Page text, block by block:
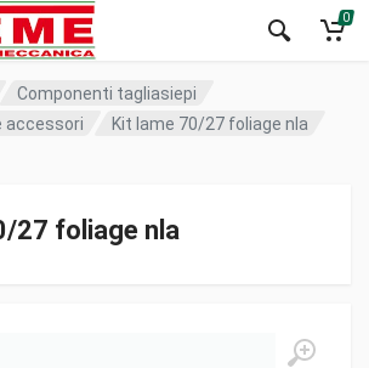
0
Componenti tagliasiepi
accessori
Kit lame 70/27 foliage nla
27 foliage nla